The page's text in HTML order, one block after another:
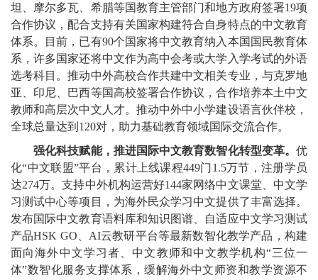
坦、摩尔多瓦、希腊等国教育主管部门和地方政府签署19项
合作协议，配合支持有关国家构建符合自身特点的中文教育
体系。目前，已有90个国家将中文教育纳入本国国民教育体
系，许多国家还将中文作为高中会考或大学入学考试的外语
选考科目。推动中外高校合作共建中文相关专业，与克罗地
亚、印尼、巴西等国高校签署合作协议，合作培养本土中文
教师和高层次中文人才。推动中外中小学建设语言伙伴校，
全球总量达到120对，助力基础教育领域国际交流合作。
强化科技赋能，推进国际中文教育数智化转型变革。优
化“中文联盟”平台，累计上线课程449门1.5万节，注册学员
达274万。支持中外机构运营好144家网络中文课堂、中文学
习测试中心等项目，为海外民众学习中文提供了丰富选择。
发布国际中文教育语料库和知识图谱、自适应中文学习测试
产品HSK GO、AI云教研平台等最新数智化教学产品，构建
面向海外中文学习者、中文教师和中文教学机构“三位一
体”数智化服务支撑体系，缓解海外中文师资和教学资源不